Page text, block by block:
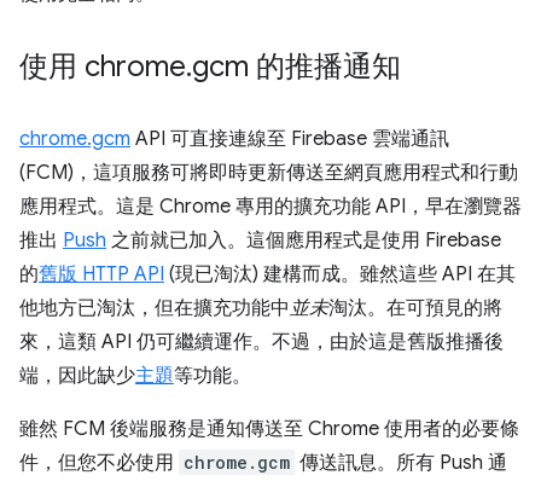
使用 chrome.gcm 的推播通知
chrome.gcm API 可直接連線至 Firebase 雲端通訊
(FCM)，這項服務可將即時更新傳送至網頁應用程式和行動
應用程式。這是 Chrome 專用的擴充功能 API，早在瀏覽器
推出 Push 之前就已加入。這個應用程式是使用 Firebase
的舊版 HTTP API (現已淘汰) 建構而成。雖然這些 API 在其
他地方已淘汰，但在擴充功能中並未淘汰。在可預見的將
來，這類 API 仍可繼續運作。不過，由於這是舊版推播後
端，因此缺少主題等功能。
雖然 FCM 後端服務是通知傳送至 Chrome 使用者的必要條
件，但您不必使用 chrome.gcm 傳送訊息。所有 Push 通